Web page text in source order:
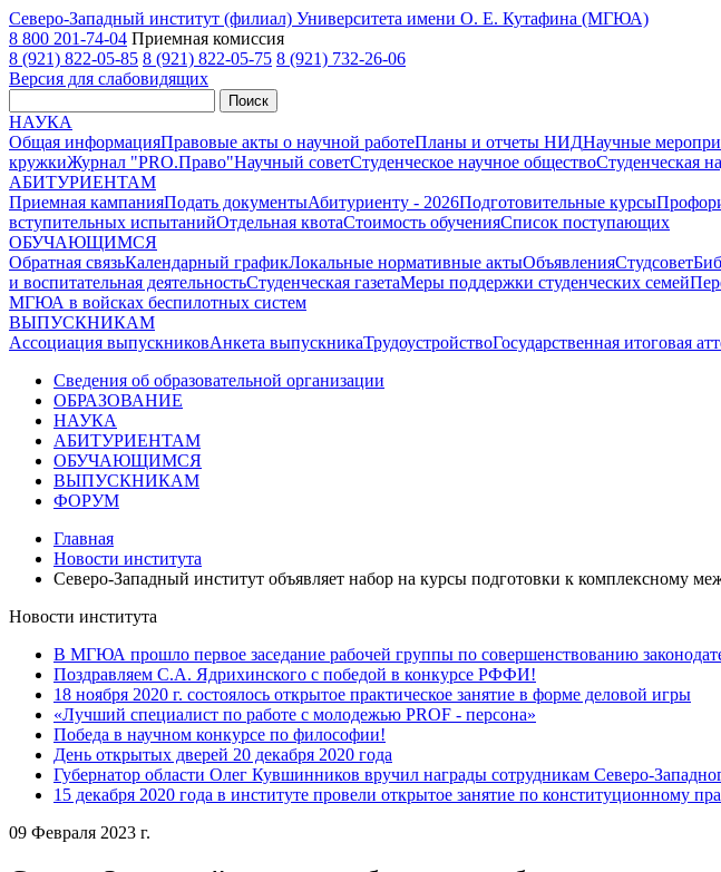
Северо-Западный институт (филиал) Университета имени О. Е. Кутафина (МГЮА)
8 800 201-74-04 Приемная комиссия
8 (921) 822-05-85 8 (921) 822-05-75 8 (921) 732-26-06
Версия для слабовидящих
Поиск
НАУКА
Общая информацияПравовые акты о научной работеПланы и отчеты НИДНаучные
кружкиЖурнал "PRO.Право"Научный советСтуденческое научное обществоСтуденческая
АБИТУРИЕНТАМ
Приемная кампанияПодать документыАбитуриенту - 2026Подготовительные курсы
вступительных испытанийОтдельная квотаСтоимость обученияCписок поступающих
ОБУЧАЮЩИМСЯ
Обратная связьКалендарный графикЛокальные нормативные актыОбъявленияСтудсовет
и воспитательная деятельностьСтуденческая газетаМеры поддержки студенческих семей
МГЮА в войсках беспилотных систем
ВЫПУСКНИКАМ
Ассоциация выпускниковАнкета выпускникаТрудоустройствоГосударственная итоговая
Сведения об образовательной организации
ОБРАЗОВАНИЕ
НАУКА
АБИТУРИЕНТАМ
ОБУЧАЮЩИМСЯ
ВЫПУСКНИКАМ
ФОРУМ
Главная
Новости института
Северо-Западный институт объявляет набор на курсы подготовки к комплексному
Новости института
В МГЮА прошло первое заседание рабочей группы по совершенствованию
Поздравляем С.А. Ядрихинского с победой в конкурсе РФФИ!
18 ноября 2020 г. состоялось открытое практическое занятие в форме деловой игры
«Лучший специалист по работе с молодежью PROF - персона»
Победа в научном конкурсе по философии!
День открытых дверей 20 декабря 2020 года
Губернатор области Олег Кувшинников вручил награды сотрудникам Северо-
15 декабря 2020 года в институте провели открытое занятие по конституционному
09 Февраля 2023 г.